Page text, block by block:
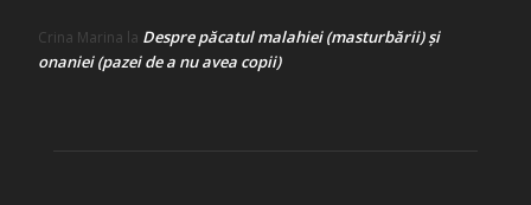
Crina Marina la Despre păcatul malahiei (masturbării) şi
onaniei (pazei de a nu avea copii)